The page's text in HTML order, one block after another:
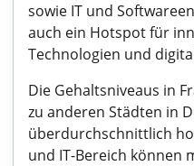
sowie IT und
auch ein Hotspot für
Technologien und
Die Gehaltsniveaus in
zu anderen Städten in
überdurchschnittlich
und IT-Bereich können